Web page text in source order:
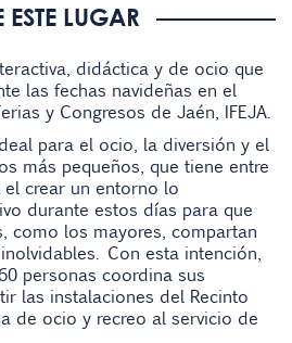
LUGAR
didáctica y de ocio que
las fechas navideñas en el
y Congresos de Jaén, IFEJA.
para el ocio, la diversión y el
más pequeños, que tiene entre
crear un entorno lo
durante estos días para que
como los mayores, compartan
Con esta intención,
personas coordina sus
las instalaciones del Recinto
de ocio y recreo al servicio de